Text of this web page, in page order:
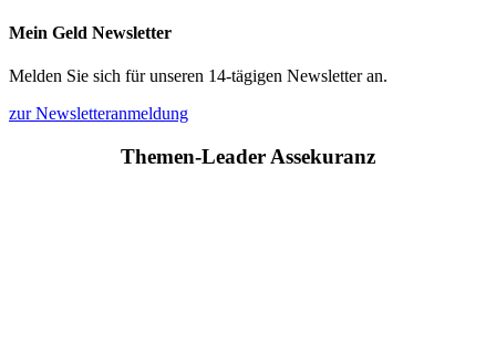
Mein Geld Newsletter
Melden Sie sich für unseren 14-tägigen Newsletter an.
zur Newsletteranmeldung
Themen-Leader Assekuranz